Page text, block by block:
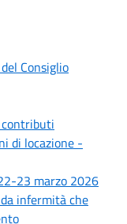
Consiglio
contributi
di locazione -
23 marzo 2026
infermità che